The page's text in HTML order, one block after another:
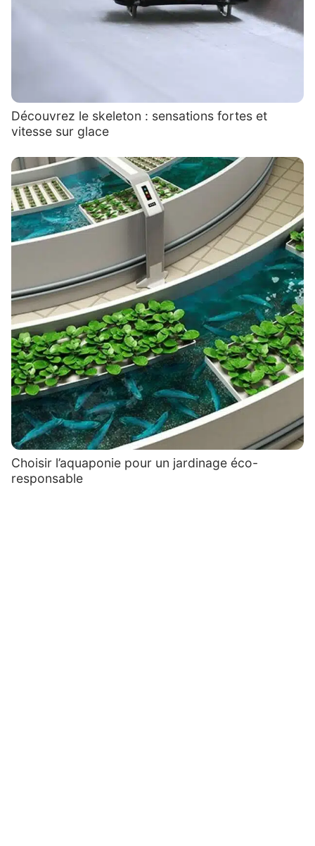
Découvrez le skeleton : sensations fortes et
vitesse sur glace
Choisir l’aquaponie pour un jardinage éco-
responsable